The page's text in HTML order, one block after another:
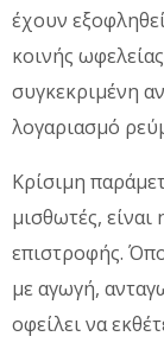
έχουν
κοινής
συγκεκριμένη
λογαριασμό
Κρίσιμη
μισθωτές,
επιστροφής.
με αγωγή,
οφείλει να